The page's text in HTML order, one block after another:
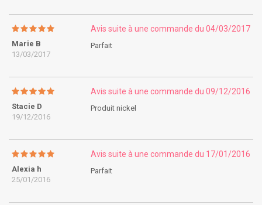
Marie B
13/03/2017
Avis suite à une commande du 04/03/2017
Parfait
Stacie D
19/12/2016
Avis suite à une commande du 09/12/2016
Produit nickel
Alexia h
25/01/2016
Avis suite à une commande du 17/01/2016
Parfait